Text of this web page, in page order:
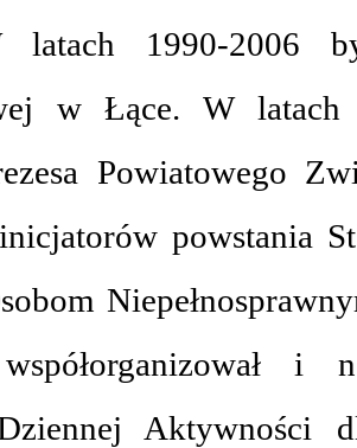
latach 1990-2006
w Łące. W latach
Powiatowego
powstania
i
Aktywności